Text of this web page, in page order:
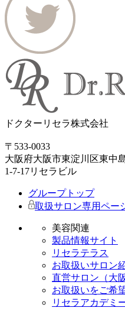
ドクターリセラ株式会社
〒533-0033
大阪府大阪市東淀川区東中
1-7-17リセラビル
グループトップ
取扱サロン専用ペー
美容関連
製品情報サイト
リセラテラス
お取扱いサロン
直営サロン（大
お取扱いをご希
リセラアカデミ